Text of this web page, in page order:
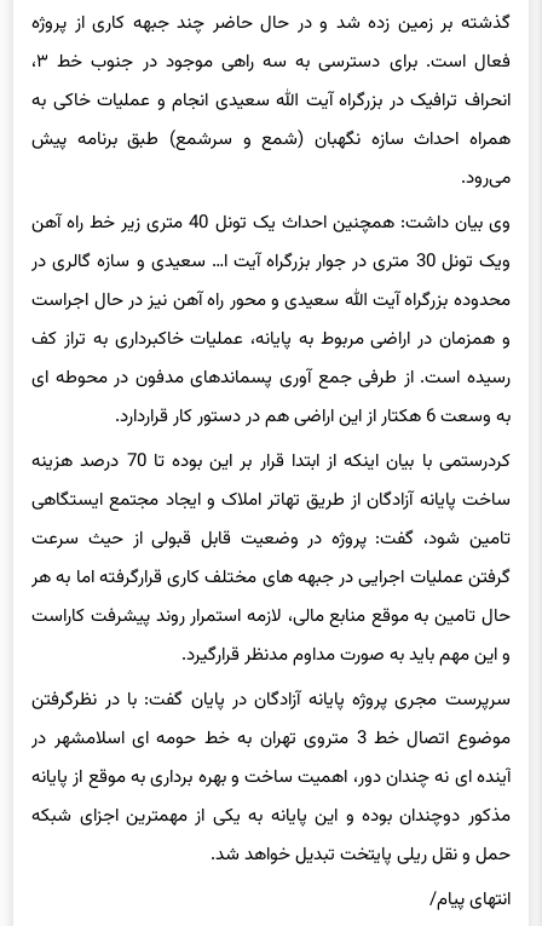
گذشته بر زمین زده شد و در حال حاضر چند جبهه کاری از پروژه
فعال است. برای دسترسی به سه راهی موجود در جنوب خط ۳،
انحراف ترافیک در بزرگراه آیت الله سعیدی انجام و عملیات خاکی به
همراه احداث سازه نگهبان (شمع و سرشمع) طبق برنامه پیش
می‌رود.
وی بیان داشت: همچنین احداث یک تونل 40 متری زیر خط راه آهن
ویک تونل 30 متری در جوار بزرگراه آیت ا… سعیدی و سازه گالری در
محدوده بزرگراه آیت الله سعیدی و محور راه آهن نیز در حال اجراست
و همزمان در اراضی مربوط به پایانه، عملیات خاکبرداری به تراز کف
رسیده است. از طرفی جمع آوری پسماندهای مدفون در محوطه ای
به وسعت 6 هکتار از این اراضی هم در دستور کار قراردارد.
کردرستمی با بیان اینکه از ابتدا قرار بر این بوده تا 70 درصد هزینه
ساخت پایانه آزادگان از طریق تهاتر املاک و ایجاد مجتمع ایستگاهی
تامین شود، گفت: پروژه در وضعیت قابل قبولی از حیث سرعت
گرفتن عملیات اجرایی در جبهه های مختلف کاری قرارگرفته اما به هر
حال تامین به موقع منابع مالی، لازمه استمرار روند پیشرفت کاراست
و این مهم باید به صورت مداوم مدنظر قرارگیرد.
سرپرست مجری پروژه پایانه آزادگان در پایان گفت: با در نظرگرفتن
موضوع اتصال خط 3 متروی تهران به خط حومه ای اسلامشهر در
آینده ای نه چندان دور، اهمیت ساخت و بهره برداری به موقع از پایانه
مذکور دوچندان بوده و این پایانه به یکی از مهمترین اجزای شبکه
حمل و نقل ریلی پایتخت تبدیل خواهد شد.
انتهای پیام/